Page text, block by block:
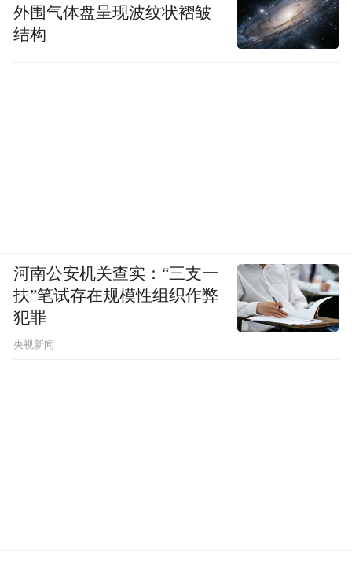
外围气体盘呈现波纹状褶皱
结构
河南公安机关查实：“三支一
扶”笔试存在规模性组织作弊
犯罪
央视新闻